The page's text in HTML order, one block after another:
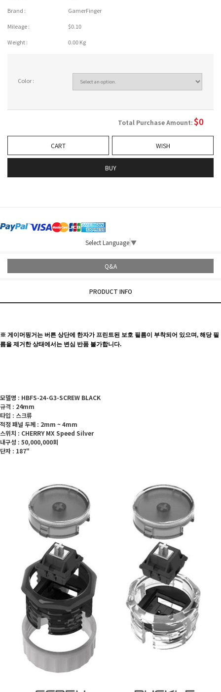
Brand :
GamerFinger
Mileage :
$0.10
Weight :
0.00 Kg
Color :
Total Purchase Amount:$0
CART WISH
BUY
Select Language ▼
Q&A
PRODUCT INFO
※ 게이머핑거는 버튼 상단에 한자가 프린트된 보호 필름이 부착되어 있으며, 해당 필
름을 제거한 상태에서는 변심 반품 불가합니다.
모델명 : HBFS-24-G3-SCREW BLACK
규격 : 24mm
타입 : 스크류
적정 패널 두께 : 2mm ~ 4mm
스위치 : CHERRY MX Speed Silver
내구성 : 50,000,000회
단자 : 187"